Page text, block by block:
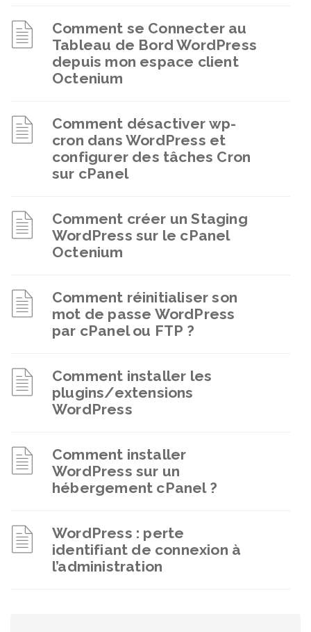
Comment se Connecter au
Tableau de Bord WordPress
depuis mon espace client
Octenium
Comment désactiver wp-
cron dans WordPress et
configurer des tâches Cron
sur cPanel
Comment créer un Staging
WordPress sur le cPanel
Octenium
Comment réinitialiser son
mot de passe WordPress
par cPanel ou FTP ?
Comment installer les
plugins/extensions
WordPress
Comment installer
WordPress sur un
hébergement cPanel ?
WordPress : perte
identifiant de connexion à
l’administration